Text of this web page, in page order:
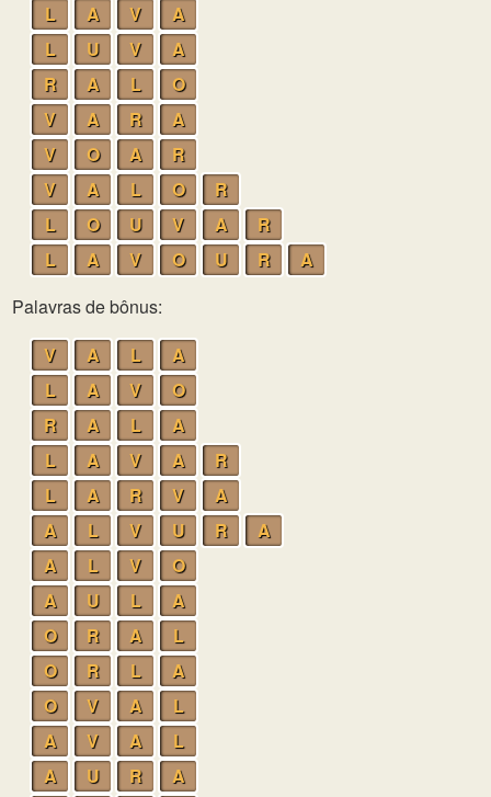
L
A V
A
L
U V
A
R
A L
O
V
A R
A
V
O A
R
V
A L O
R
L
O U V A
R
L
A V O U R
A
Palavras de bônus:
V
A L
A
L
A V
O
R
A L
A
L
A V A
R
L
A R V
A
A
L V U R
A
A
L V
O
A
U L
A
O
R A
L
O
R L
A
O
V A
L
A
V A
L
A
U R
A